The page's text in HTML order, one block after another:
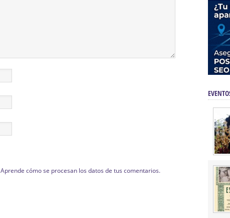
Aprende cómo se procesan los datos de tus comentarios.